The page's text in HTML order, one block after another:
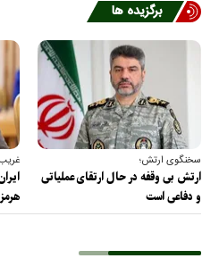
برگزیده ها
سخنگوی ارتش؛
ارتش بی وقفه در حال ارتقای عملیاتی
و دفاعی است